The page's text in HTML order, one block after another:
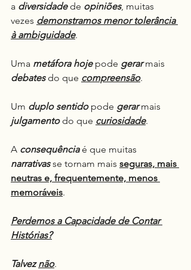
a diversidade de opiniões, muitas
vezes demonstramos menor tolerância
à ambiguidade.
Uma metáfora hoje pode gerar mais
debates do que compreensão.
Um duplo sentido pode gerar mais
julgamento do que curiosidade.
A consequência é que muitas
narrativas se tornam mais seguras, mais
neutras e, frequentemente, menos
memoráveis.
Perdemos a Capacidade de Contar
Histórias?
Talvez não.